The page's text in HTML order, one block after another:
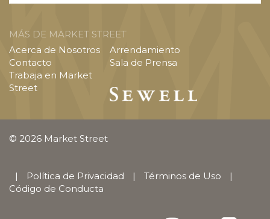
MÁS DE MARKET STREET
Acerca de Nosotros
Contacto
Trabaja en Market
Street
Arrendamiento
Sala de Prensa
© 2026 Market Street
| Política de Privacidad | Términos de Uso
|
Código de Conducta